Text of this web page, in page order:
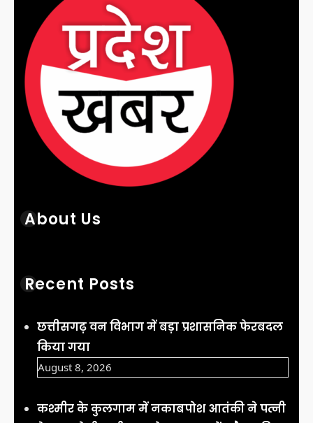
About Us
Recent Posts
छत्तीसगढ़ वन विभाग में बड़ा प्रशासनिक फेरबदल
किया गया
August 8, 2026
कश्मीर के कुलगाम में नकाबपोश आतंकी ने पत्नी